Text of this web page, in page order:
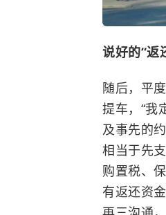
说好的“返
随后，平
提车，“我
及事先的
相当于先
购置税、
有返还资